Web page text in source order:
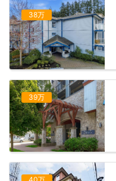
38万
39万